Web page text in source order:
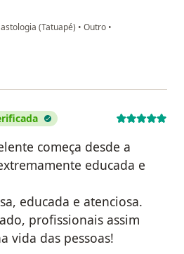
(Tatuapé) • Outro •
Araújo
começa desde a
educada e
educada e atenciosa.
profissionais assim
vida das pessoas!